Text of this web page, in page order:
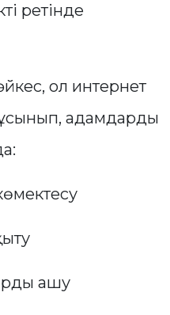
ретінде
ол интернет
адамдарды
ашу